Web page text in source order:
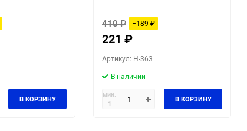
В КОРЗИНУ
410 ₽ −189 ₽
221 ₽
Артикул: H-363
В наличии
мин.
1
В КОРЗИНУ